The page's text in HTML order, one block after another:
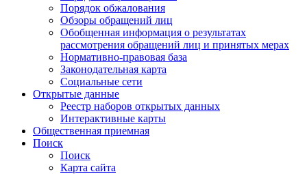
Порядок обжалования
Обзоры обращений лиц
Обобщенная информация о результатах
рассмотрения обращений лиц и принятых мерах
Нормативно-правовая база
Законодательная карта
Социальные сети
Открытые данные
Реестр наборов открытых данных
Интерактивные карты
Общественная приемная
Поиск
Поиск
Карта сайта